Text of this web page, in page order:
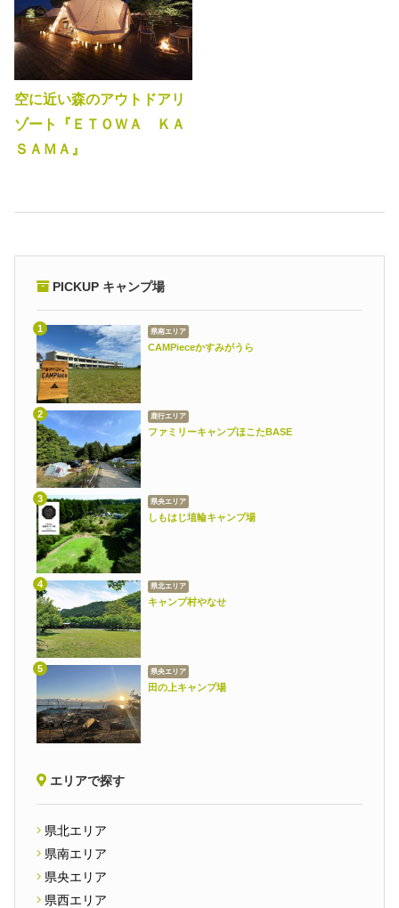
空に近い森のアウトドアリ
ゾート『ＥＴＯＷＡ ＫＡ
ＳＡＭＡ』
PICKUP キャンプ場
県南エリア
CAMPieceかすみがうら
鹿行エリア
ファミリーキャンプほこたBASE
県央エリア
しもはじ埴輪キャンプ場
県北エリア
キャンプ村やなせ
県央エリア
田の上キャンプ場
エリアで探す
県北エリア
県南エリア
県央エリア
県西エリア